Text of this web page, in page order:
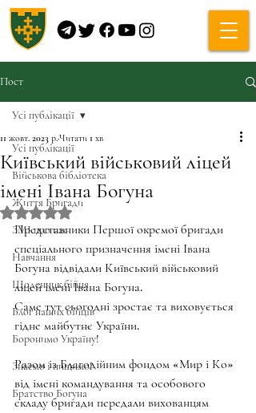
Пост
Усі публікації
Військова бібліотека
Життя Бригади
ЗМІ про нас
Навчання
Щоденник бійця
Блог наших бійців
Боронимо Україну!
Знаємо і нищимо!
Братство Богуна
Усі публікації
Київський військовий ліцей
імені Івана Богуна
11 жовт. 2023 р.Читати 1 хв
Оцінка: NaN з 5 зірок.
Представники Першої окремої бригади
спеціального призначення імені Івана
Богуна відвідали Київський військовий
ліцей імені Івана Богуна.
Саме тут сьогодні зростає та виховується
гідне майбутнє України.
Разом із Благодійним фондом «Мир і Ко»
від імені командування та особового
складу бригади передали вихованцям